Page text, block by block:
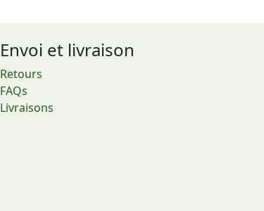
Envoi et livraison
Retours
FAQs
Livraisons